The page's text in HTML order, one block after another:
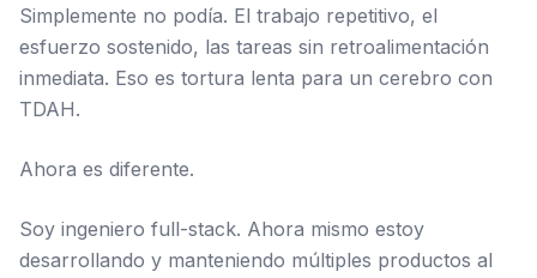
Simplemente no podía. El trabajo repetitivo, el
esfuerzo sostenido, las tareas sin retroalimentación
inmediata. Eso es tortura lenta para un cerebro con
TDAH.
Ahora es diferente.
Soy ingeniero full-stack. Ahora mismo estoy
desarrollando y manteniendo múltiples productos al